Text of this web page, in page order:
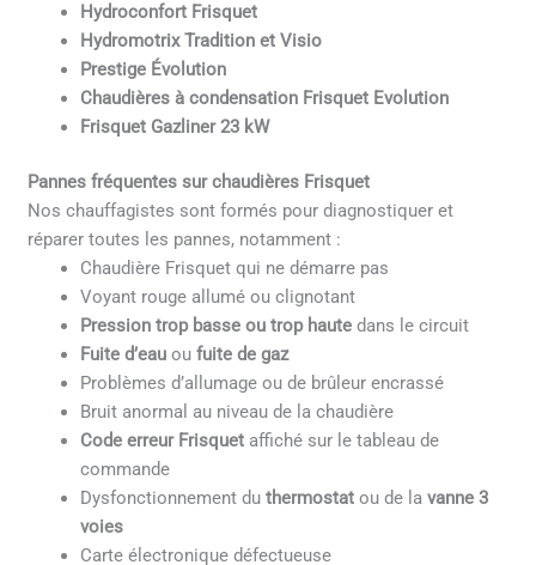
Hydroconfort Frisquet
Hydromotrix Tradition et Visio
Prestige Évolution
Chaudières à condensation Frisquet Evolution
Frisquet Gazliner 23 kW
Pannes fréquentes sur chaudières Frisquet
Nos chauffagistes sont formés pour diagnostiquer et
réparer toutes les pannes, notamment :
Chaudière Frisquet qui ne démarre pas
Voyant rouge allumé ou clignotant
Pression trop basse ou trop haute dans le circuit
Fuite d’eau oufuite de gaz
Problèmes d’allumage ou de brûleur encrassé
Bruit anormal au niveau de la chaudière
Code erreur Frisquet affiché sur le tableau de
commande
Dysfonctionnement duthermostat ou de lavanne 3
voies
Carte électronique défectueuse